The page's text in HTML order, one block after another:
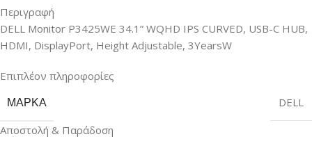
Περιγραφή
DELL Monitor P3425WE 34.1” WQHD IPS CURVED, USB-C HUB,
HDMI, DisplayPort, Height Adjustable, 3YearsW
Επιπλέον πληροφορίες
ΜΆΡΚΑ
DELL
Αποστολή & Παράδοση